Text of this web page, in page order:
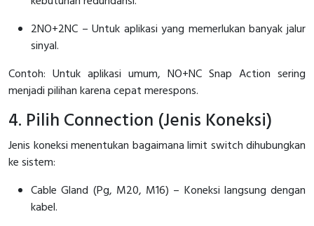
2NO+2NC – Untuk aplikasi yang memerlukan banyak jalur
sinyal.
Contoh: Untuk aplikasi umum, NO+NC Snap Action sering
menjadi pilihan karena cepat merespons.
4. Pilih Connection (Jenis Koneksi)
Jenis koneksi menentukan bagaimana limit switch dihubungkan
ke sistem:
Cable Gland (Pg, M20, M16) – Koneksi langsung dengan
kabel.